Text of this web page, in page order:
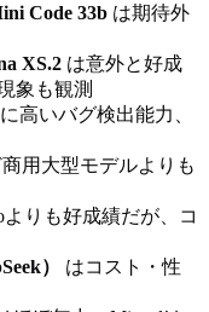
Code 33b は期待外
XS.2 は意外と好成
象も観測
高いバグ検出能力、
商用大型モデルよりも
よりも好成績だが、コ
）
はコスト・性